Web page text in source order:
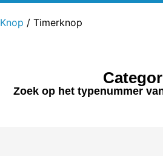
Knop / Timerknop
Zoek op het typenummer